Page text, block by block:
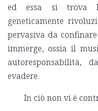
ed essa si trova
geneticamente
pervasiva da
immerge, ossia il
autoresponsabilità,
evadere.
In ciò non vi è